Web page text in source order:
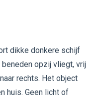
dikke donkere schijf
opzij vliegt, vrij
rechts. Het object
huis. Geen licht of